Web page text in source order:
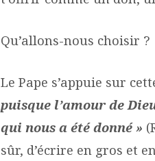
Qu’allons-nous choisir ?
Le Pape s’appuie sur
puisque l’amour de
qui nous a été donné »
sûr, d’écrire en gros et